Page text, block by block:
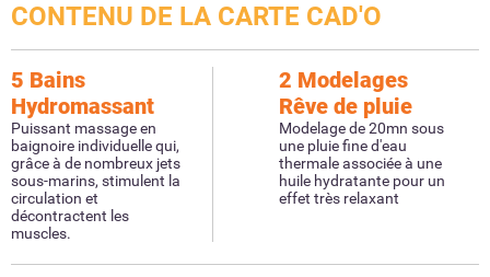
CONTENU DE LA CARTE CAD'O
5 Bains
Hydromassant
Puissant massage en
baignoire individuelle qui,
grâce à de nombreux jets
sous-marins, stimulent la
circulation et
décontractent les
muscles.
2 Modelages
Rêve de pluie
Modelage de 20mn sous
une pluie fine d'eau
thermale associée à une
huile hydratante pour un
effet très relaxant